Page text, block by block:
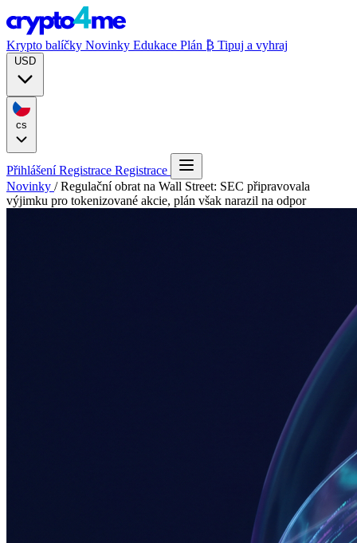
Krypto balíčky Novinky Edukace Plán ₿ Tipuj a vyhraj
PřihlášeníRegistrace Registrace
Novinky / Regulační obrat na Wall Street: SEC připravovala
výjimku pro tokenizované akcie, plán však narazil na odpor